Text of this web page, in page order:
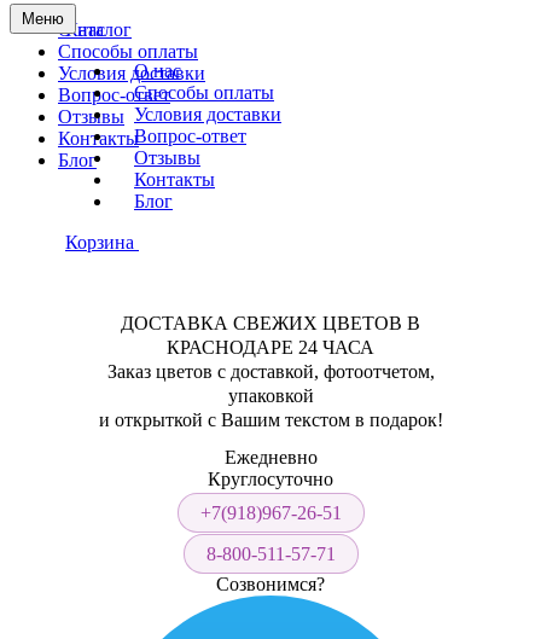
Меню
О нас
Способы оплаты
Условия доставки
Вопрос-ответ
Отзывы
Контакты
Блог
Каталог
О нас
Способы оплаты
Условия доставки
Вопрос-ответ
Отзывы
Контакты
Блог
Корзина
ДОСТАВКА СВЕЖИХ ЦВЕТОВ В
КРАСНОДАРЕ 24 ЧАСА
Заказ цветов с доставкой, фотоотчетом,
упаковкой
и открыткой с Вашим текстом в подарок!
Ежедневно
Круглосуточно
+7(918)967-26-51
8-800-511-57-71
Созвонимся?